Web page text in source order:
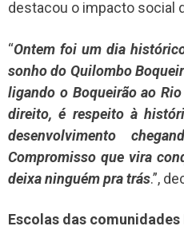
destacou o impacto social
“Ontem foi um dia
sonho do Quilombo
ligando o Boqueirão ao
direito, é respeito à
desenvolvimento
Compromisso que vira
deixa ninguém pra trás.”,
Escolas das